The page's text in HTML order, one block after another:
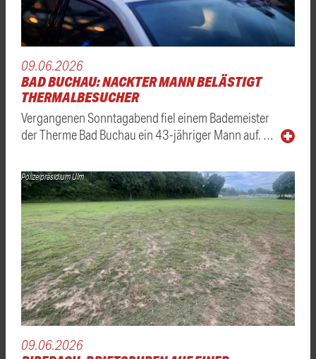
09.06.2026
BAD BUCHAU: NACKTER MANN BELÄSTIGT
THERMALBESUCHER
Vergangenen Sonntagabend fiel einem Bademeister
der Therme Bad Buchau ein 43-jähriger Mann auf. …
Polizeipräsidium Ulm
09.06.2026